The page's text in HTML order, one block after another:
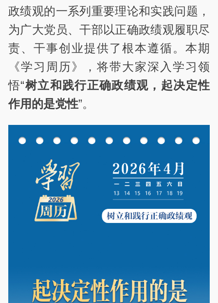
政绩观的一系列重要理论和实践问题，
为广大党员、干部以正确政绩观履职尽
责、干事创业提供了根本遵循。本期
《学习周历》，将带大家深入学习领
悟“树立和践行正确政绩观，起决定性
作用的是党性”。